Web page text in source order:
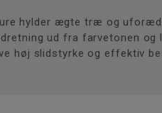
hylder ægte træ og
ud fra farvetonen og
høj slidstyrke og effektiv